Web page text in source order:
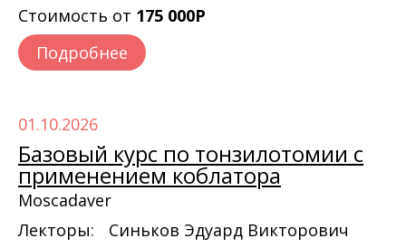
Стоимость от 175 000Р
Подробнее
01.10.2026
Базовый курс по тонзилотомии с
применением коблатора
Moscadaver
Лекторы:
Синьков Эдуард Викторович